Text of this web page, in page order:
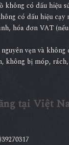
có dấu hiệu
có dấu hiệu cạy
hóa đơn VAT
vẹn và không
không bị móp,
tại Việt